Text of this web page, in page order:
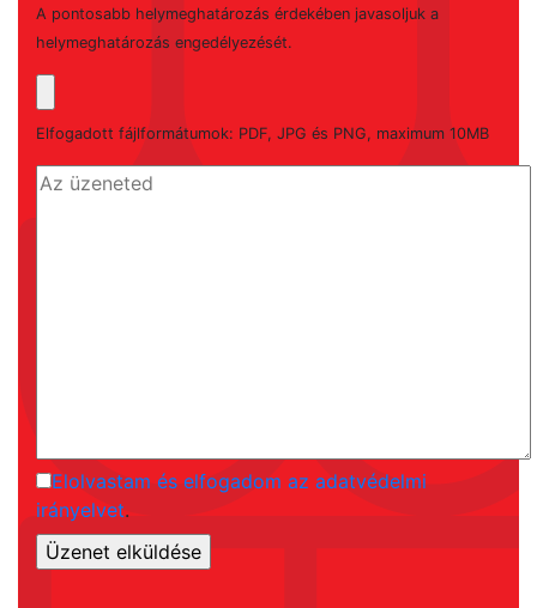
A pontosabb helymeghatározás érdekében javasoljuk a
helymeghatározás engedélyezését.
Elfogadott fájlformátumok: PDF, JPG és PNG, maximum 10MB
Elolvastam és elfogadom az adatvédelmi
irányelvet.